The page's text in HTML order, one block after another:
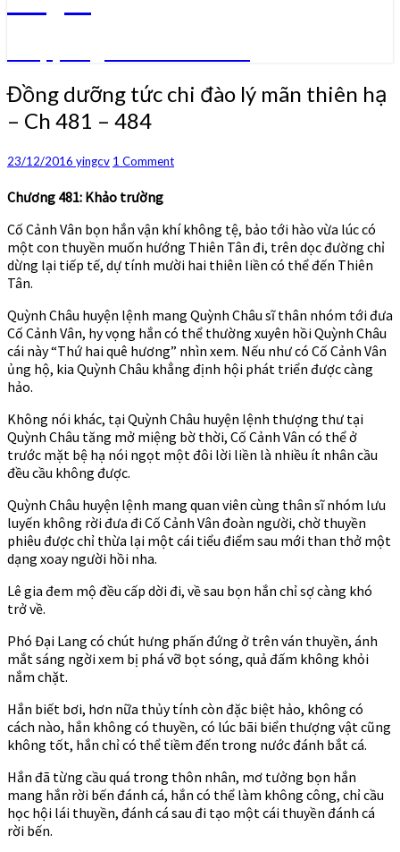
Đồng
dưỡng
tức
đào
mãn
hạ
–
Ch
481
484
Đồng dưỡng tức chi đào lý mãn thiên hạ
– Ch 481 – 484
23/12/2016 yingcv Comments
1 Comment
Chương 481: Khảo trường
Cố Cảnh Vân bọn hắn vận khí không tệ, bảo tới hào vừa lúc có
một con thuyền muốn hướng Thiên Tân đi, trên dọc đường chỉ
dừng lại tiếp tế, dự tính mười hai thiên liền có thể đến Thiên
Tân.
Quỳnh Châu huyện lệnh mang Quỳnh Châu sĩ thân nhóm tới đưa
Cố Cảnh Vân, hy vọng hắn có thể thường xuyên hồi Quỳnh Châu
cái này “Thứ hai quê hương” nhìn xem. Nếu như có Cố Cảnh Vân
ủng hộ, kia Quỳnh Châu khẳng định hội phát triển được càng
hảo.
Không nói khác, tại Quỳnh Châu huyện lệnh thượng thư tại
Quỳnh Châu tăng mở miệng bờ thời, Cố Cảnh Vân có thể ở
trước mặt bệ hạ nói ngọt một đôi lời liền là nhiều ít nhân cầu
đều cầu không được.
Quỳnh Châu huyện lệnh mang quan viên cùng thân sĩ nhóm lưu
luyến không rời đưa đi Cố Cảnh Vân đoàn người, chờ thuyền
phiêu được chỉ thừa lại một cái tiểu điểm sau mới than thở một
dạng xoay người hồi nha.
Lê gia đem mộ đều cấp dời đi, về sau bọn hắn chỉ sợ càng khó
trở về.
Phó Đại Lang có chút hưng phấn đứng ở trên ván thuyền, ánh
mắt sáng ngời xem bị phá vỡ bọt sóng, quả đấm không khỏi
nắm chặt.
Hắn biết bơi, hơn nữa thủy tính còn đặc biệt hảo, không có
cách nào, hắn không có thuyền, có lúc bãi biển thượng vật cũng
không tốt, hắn chỉ có thể tiềm đến trong nước đánh bắt cá.
Hắn đã từng cầu quá trong thôn nhân, mơ tưởng bọn hắn
mang hắn rời bến đánh cá, hắn có thể làm không công, chỉ cầu
học hội lái thuyền, đánh cá sau đi tạo một cái thuyền đánh cá
rời bến.